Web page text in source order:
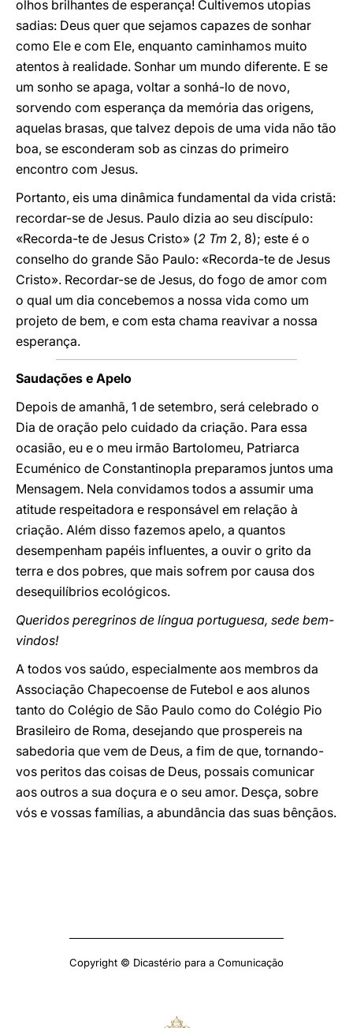
olhos brilhantes de esperança! Cultivemos utopias
sadias: Deus quer que sejamos capazes de sonhar
como Ele e com Ele, enquanto caminhamos muito
atentos à realidade. Sonhar um mundo diferente. E se
um sonho se apaga, voltar a sonhá-lo de novo,
sorvendo com esperança da memória das origens,
aquelas brasas, que talvez depois de uma vida não tão
boa, se esconderam sob as cinzas do primeiro
encontro com Jesus.
Portanto, eis uma dinâmica fundamental da vida cristã:
recordar-se de Jesus. Paulo dizia ao seu discípulo:
«Recorda-te de Jesus Cristo» (2 Tm 2, 8); este é o
conselho do grande São Paulo: «Recorda-te de Jesus
Cristo». Recordar-se de Jesus, do fogo de amor com
o qual um dia concebemos a nossa vida como um
projeto de bem, e com esta chama reavivar a nossa
esperança.
Saudações e Apelo
Depois de amanhã, 1 de setembro, será celebrado o
Dia de oração pelo cuidado da criação. Para essa
ocasião, eu e o meu irmão Bartolomeu, Patriarca
Ecuménico de Constantinopla preparamos juntos uma
Mensagem. Nela convidamos todos a assumir uma
atitude respeitadora e responsável em relação à
criação. Além disso fazemos apelo, a quantos
desempenham papéis influentes, a ouvir o grito da
terra e dos pobres, que mais sofrem por causa dos
desequilíbrios ecológicos.
Queridos peregrinos de língua portuguesa, sede bem-
vindos!
A todos vos saúdo, especialmente aos membros da
Associação Chapecoense de Futebol e aos alunos
tanto do Colégio de São Paulo como do Colégio Pio
Brasileiro de Roma, desejando que prospereis na
sabedoria que vem de Deus, a fim de que, tornando-
vos peritos das coisas de Deus, possais comunicar
aos outros a sua doçura e o seu amor. Desça, sobre
vós e vossas famílias, a abundância das suas bênçãos.
Copyright © Dicastério para a Comunicação